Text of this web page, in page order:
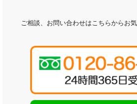
ご相談、お問い合わせはこちらからお